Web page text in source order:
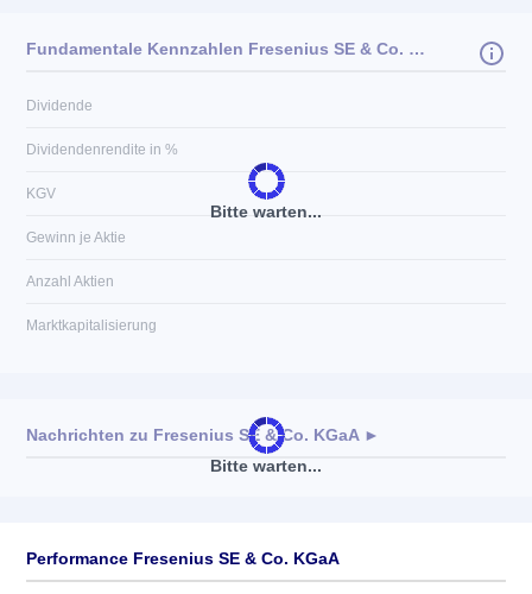
Bitte warten...
Fundamentale Kennzahlen Fresenius SE & Co. KGaA
Dividende
Dividendenrendite in %
KGV
Gewinn je Aktie
Anzahl Aktien
Marktkapitalisierung
Bitte warten...
Nachrichten zu Fresenius SE & Co. KGaA►
Performance Fresenius SE & Co. KGaA